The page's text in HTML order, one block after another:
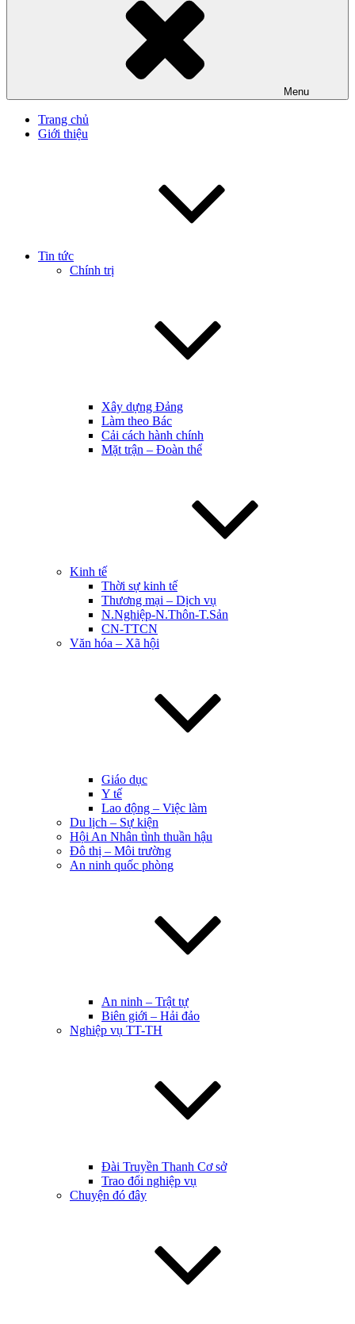
Menu
Trang chủ
Giới thiệu
Tin tức
Chính trị
Xây dựng Đảng
Làm theo Bác
Cải cách hành chính
Mặt trận – Đoàn thể
Kinh tế
Thời sự kinh tế
Thương mại – Dịch vụ
N.Nghiệp-N.Thôn-T.Sản
CN-TTCN
Văn hóa – Xã hội
Giáo dục
Y tế
Lao động – Việc làm
Du lịch – Sự kiện
Hội An Nhân tình thuần hậu
Đô thị – Môi trường
An ninh quốc phòng
An ninh – Trật tự
Biên giới – Hải đảo
Nghiệp vụ TT-TH
Đài Truyền Thanh Cơ sở
Trao đổi nghiệp vụ
Chuyện đó đây